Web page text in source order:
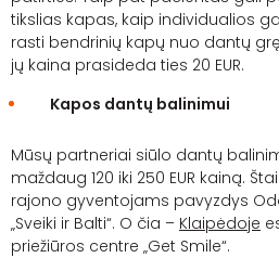
tikslias kapas, kaip individualios
rasti bendrinių kapų nuo dantų
jų kaina prasideda ties 20 EUR.
Kapos dantų balinimui
Mūsų partneriai siūlo dantų
maždaug 120 iki 250 EUR kainą.
rajono gyventojams pavyzdys
„Sveiki ir Balti“. O čia – Klaipėdoje
priežiūros centre „Get Smile“.